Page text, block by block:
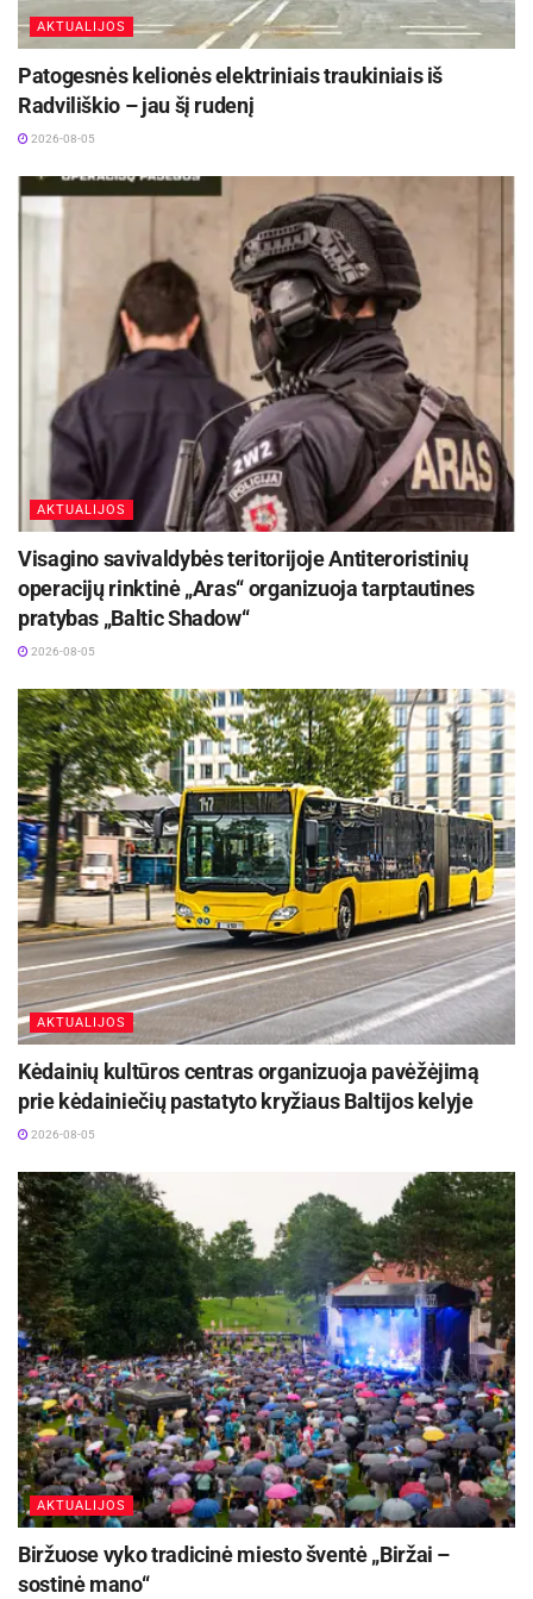
Šaltinis: Kauno rajono savivaldybė
AKTUALIJOS
Patogesnės kelionės elektriniais traukiniais iš
Radviliškio – jau šį rudenį
2026-08-05
AKTUALIJOS
Visagino savivaldybės teritorijoje Antiteroristinių
operacijų rinktinė „Aras“ organizuoja tarptautines
pratybas „Baltic Shadow“
2026-08-05
AKTUALIJOS
Kėdainių kultūros centras organizuoja pavėžėjimą
prie kėdainiečių pastatyto kryžiaus Baltijos kelyje
2026-08-05
AKTUALIJOS
Biržuose vyko tradicinė miesto šventė „Biržai –
sostinė mano“